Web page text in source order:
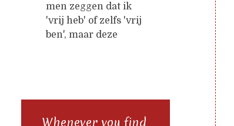
men zeggen dat ik
'vrij heb' of zelfs 'vrij
ben', maar deze
een populair
Whenever you find